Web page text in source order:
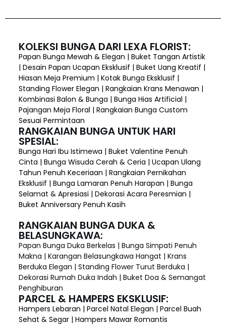
KOLEKSI BUNGA DARI LEXA FLORIST:
Papan Bunga Mewah & Elegan | Buket Tangan Artistik
| Desain Papan Ucapan Eksklusif | Buket Uang Kreatif |
Hiasan Meja Premium | Kotak Bunga Eksklusif |
Standing Flower Elegan | Rangkaian Krans Menawan |
Kombinasi Balon & Bunga | Bunga Hias Artificial |
Pajangan Meja Floral | Rangkaian Bunga Custom
Sesuai Permintaan
RANGKAIAN BUNGA UNTUK HARI
SPESIAL:
Bunga Hari Ibu Istimewa | Buket Valentine Penuh
Cinta | Bunga Wisuda Cerah & Ceria | Ucapan Ulang
Tahun Penuh Keceriaan | Rangkaian Pernikahan
Eksklusif | Bunga Lamaran Penuh Harapan | Bunga
Selamat & Apresiasi | Dekorasi Acara Peresmian |
Buket Anniversary Penuh Kasih
RANGKAIAN BUNGA DUKA &
BELASUNGKAWA:
Papan Bunga Duka Berkelas | Bunga Simpati Penuh
Makna | Karangan Belasungkawa Hangat | Krans
Berduka Elegan | Standing Flower Turut Berduka |
Dekorasi Rumah Duka Indah | Buket Doa & Semangat
Penghiburan
PARCEL & HAMPERS EKSKLUSIF:
Hampers Lebaran | Parcel Natal Elegan | Parcel Buah
Sehat & Segar | Hampers Mawar Romantis